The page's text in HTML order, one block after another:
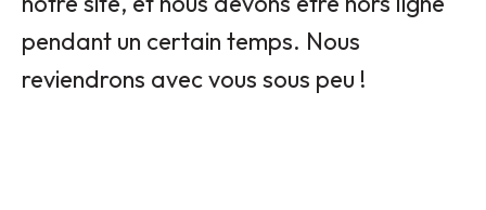
pendant un certain temps. Nous
reviendrons avec vous sous peu !